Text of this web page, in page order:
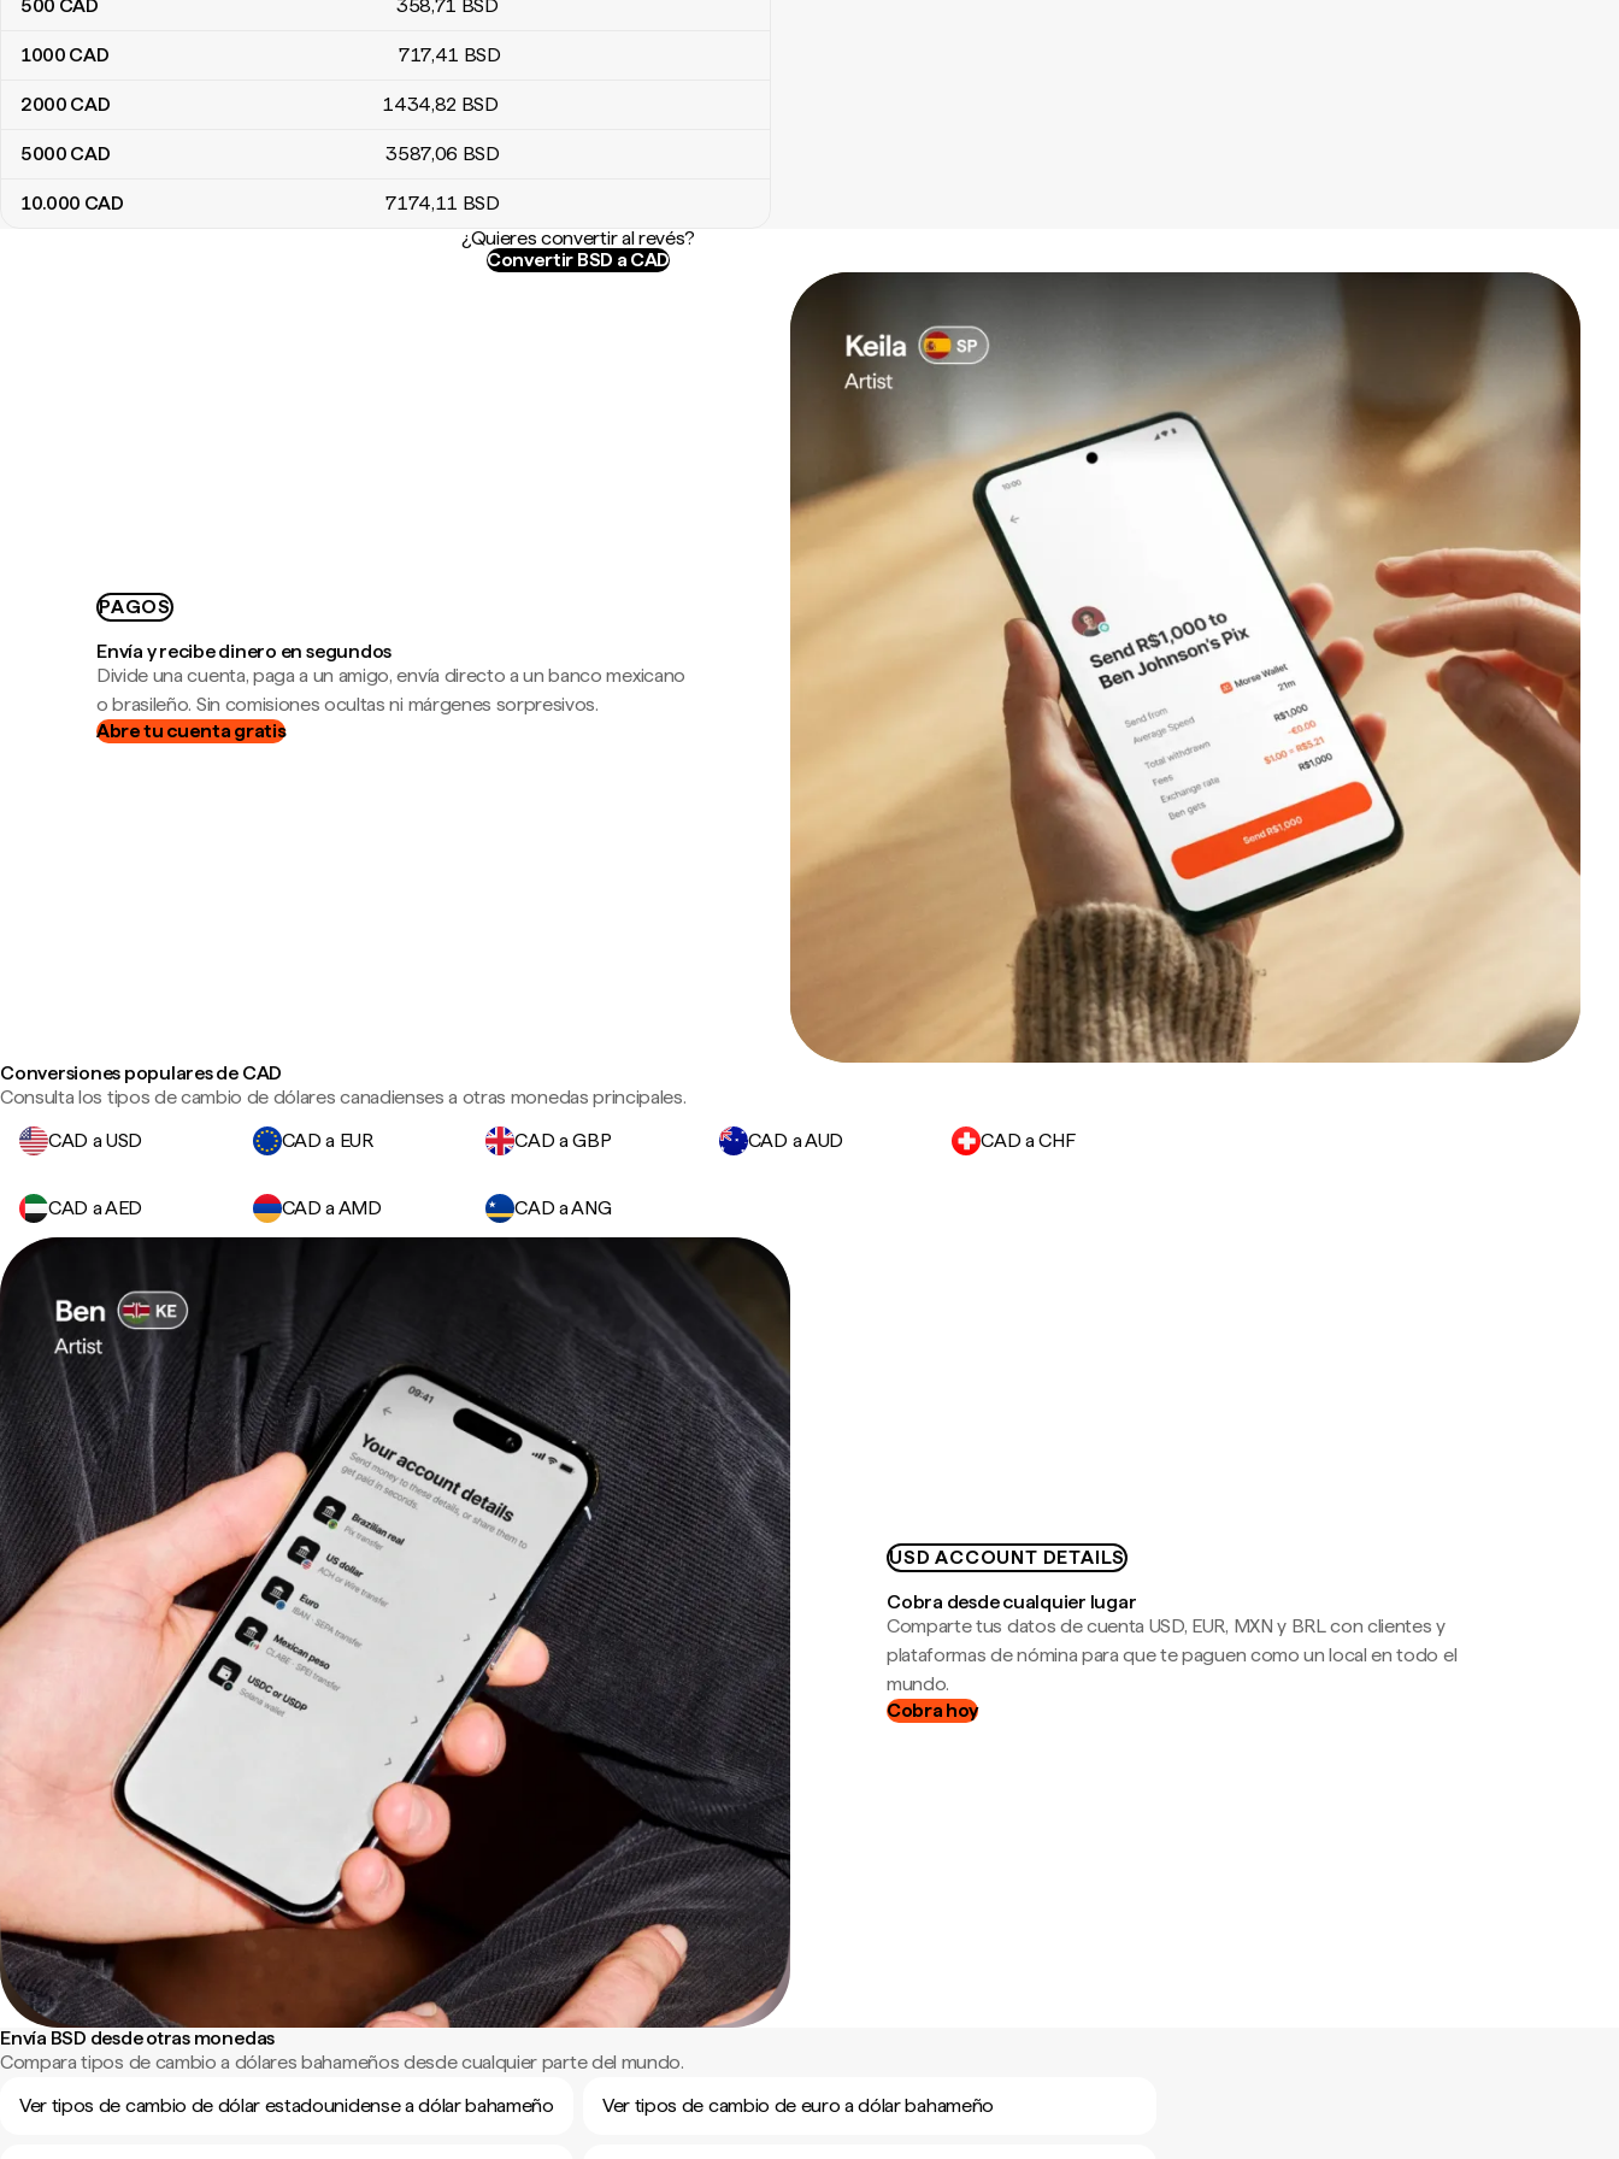
500 CAD 358,71 BSD
1000 CAD 717,41 BSD
2000 CAD 1434,82 BSD
5000 CAD 3587,06 BSD
10.000 CAD 7174,11 BSD
¿Quieres convertir al revés?
Convertir BSD a CAD
PAGOS
Envía y recibe dinero en segundos
Divide una cuenta, paga a un amigo, envía directo a un banco mexicano
o brasileño. Sin comisiones ocultas ni márgenes sorpresivos.
Abre tu cuenta gratis
Conversiones populares de CAD
Consulta los tipos de cambio de dólares canadienses a otras monedas principales.
CAD a USD
CAD a EUR CAD a GBP CAD a AUD CAD a CHF
CAD a AED CAD a AMD CAD a ANG
USD ACCOUNT DETAILS
Cobra desde cualquier lugar
Comparte tus datos de cuenta USD, EUR, MXN y BRL con clientes y
plataformas de nómina para que te paguen como un local en todo el
mundo.
Cobra hoy
Envía BSD desde otras monedas
Compara tipos de cambio a dólares bahameños desde cualquier parte del mundo.
Ver tipos de cambio de dólar estadounidense a dólar bahameño
Ver tipos de cambio de euro a dólar bahameño